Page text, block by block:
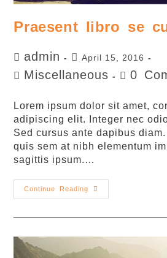
Praesent libro se
admin April 15, 2016
Miscellaneous 0
Lorem ipsum dolor sit amet,
adipiscing elit. Integer nec odio.
Sed cursus ante dapibus diam.
quis sem at nibh elementum
sagittis ipsum.…
Continue Reading